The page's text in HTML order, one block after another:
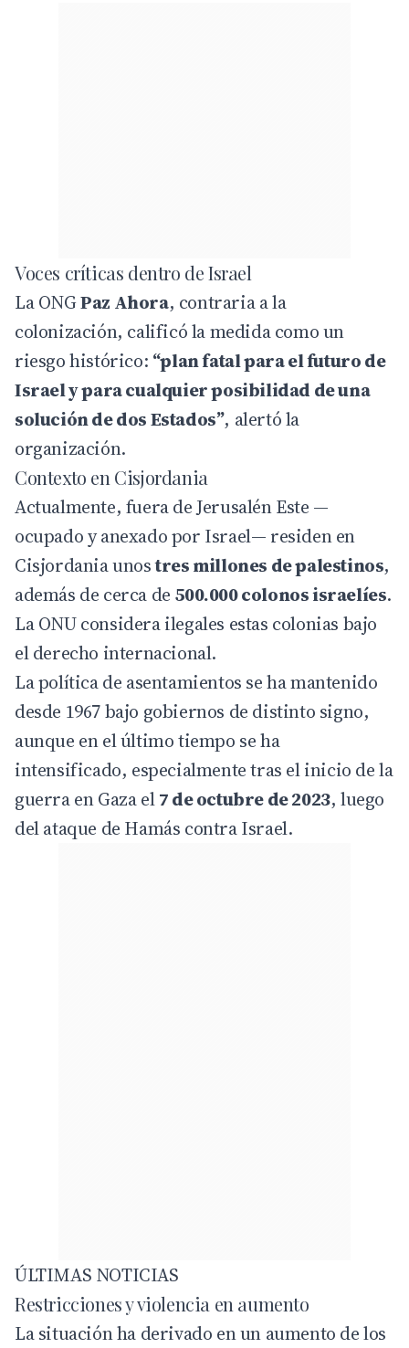
Voces críticas dentro de Israel
La ONGPaz Ahora, contraria a la
colonización, calificó la medida como un
riesgo histórico: “plan fatal para el futuro de
Israel y para cualquier posibilidad de una
solución de dos Estados”, alertó la
organización.
Contexto en Cisjordania
Actualmente, fuera de Jerusalén Este —
ocupado y anexado por Israel— residen en
Cisjordania unostres millones de palestinos,
además de cerca de 500.000 colonos israelíes.
La ONU considera ilegales estas colonias bajo
el derecho internacional.
La política de asentamientos se ha mantenido
desde 1967 bajo gobiernos de distinto signo,
aunque en el último tiempo se ha
intensificado, especialmente tras el inicio de la
guerra en Gaza el7 de octubre de 2023, luego
del ataque de Hamás contraIsrael.
ÚLTIMAS NOTICIAS
Restricciones y violencia en aumento
La situación ha derivado en un aumento de los